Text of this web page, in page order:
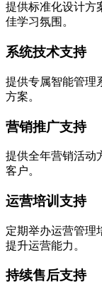
提供标准化设计方
佳学习氛围。
系统技术支持
提供专属智能管理
方案。
营销推广支持
提供全年营销活动
客户。
运营培训支持
定期举办运营管理
提升运营能力。
持续售后支持